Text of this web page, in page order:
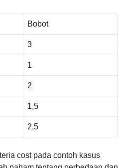
Bobot
3
1
2
1,5
2,5
cost pada contoh kasus